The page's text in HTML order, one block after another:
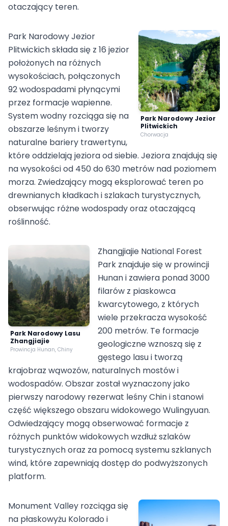
otaczający teren.
Park Narodowy Jezior
Plitwickich
Chorwacja
Park Narodowy Jezior
Plitwickich składa się z 16 jezior
położonych na różnych
wysokościach, połączonych
92 wodospadami płynącymi
przez formacje wapienne.
System wodny rozciąga się na
obszarze leśnym i tworzy
naturalne bariery trawertynu,
które oddzielają jeziora od siebie. Jeziora znajdują się
na wysokości od 450 do 630 metrów nad poziomem
morza. Zwiedzający mogą eksplorować teren po
drewnianych kładkach i szlakach turystycznych,
obserwując różne wodospady oraz otaczającą
roślinność.
Park Narodowy Lasu
Zhangjiajie
Prowincja Hunan, Chiny
Zhangjiajie National Forest
Park znajduje się w prowincji
Hunan i zawiera ponad 3000
filarów z piaskowca
kwarcytowego, z których
wiele przekracza wysokość
200 metrów. Te formacje
geologiczne wznoszą się z
gęstego lasu i tworzą
krajobraz wąwozów, naturalnych mostów i
wodospadów. Obszar został wyznaczony jako
pierwszy narodowy rezerwat leśny Chin i stanowi
część większego obszaru widokowego Wulingyuan.
Odwiedzający mogą obserwować formacje z
różnych punktów widokowych wzdłuż szlaków
turystycznych oraz za pomocą systemu szklanych
wind, które zapewniają dostęp do podwyższonych
platform.
Monument Valley rozciąga się
na płaskowyżu Kolorado i